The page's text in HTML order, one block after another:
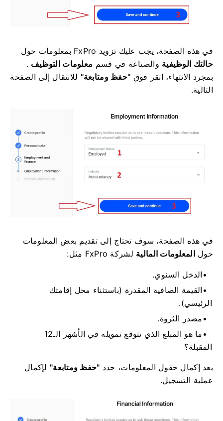
في هذه الصفحة، يجب عليك تزويد FxPro بمعلومات حول
حالتك الوظيفية والصناعة في قسم معلومات التوظيف .
بمجرد الانتهاء، انقر فوق "حفظ ومتابعة" للانتقال إلى الصفحة
التالية.
في هذه الصفحة، سوف تحتاج إلى تقديم بعض المعلومات
حولالمعلومات المالية لشركة FxPro مثل:
الدخل السنوي.
القيمة الصافية المقدرة (باستثناء محل إقامتك
الرئيسي).
مصدر الثروة.
ما هو المبلغ الذي تتوقع تمويله في الأشهر الـ12
المقبلة؟
بعد إكمال حقول المعلومات، حدد "حفظ ومتابعة" لإكمال
عملية التسجيل.